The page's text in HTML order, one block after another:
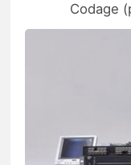
Codage